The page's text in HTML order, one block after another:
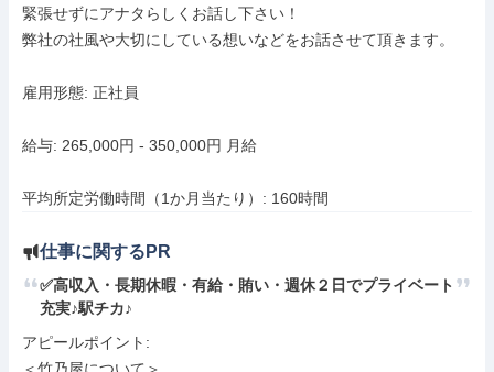
緊張せずにアナタらしくお話し下さい！
弊社の社風や大切にしている想いなどをお話させて頂きます。
雇用形態: 正社員
給与: 265,000円 - 350,000円 月給
平均所定労働時間（1か月当たり）: 160時間
仕事に関するPR
✅高収入・長期休暇・有給・賄い・週休２日でプライベート
充実♪駅チカ♪
アピールポイント: